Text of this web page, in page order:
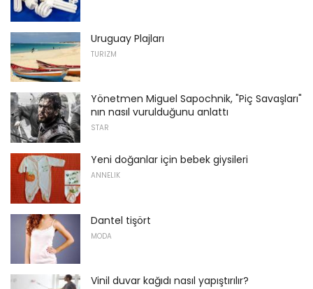
Uruguay Plajları
TURIZM
Yönetmen Miguel Sapochnik, "Piç Savaşları"
nın nasıl vurulduğunu anlattı
STAR
Yeni doğanlar için bebek giysileri
ANNELIK
Dantel tişört
MODA
Vinil duvar kağıdı nasıl yapıştırılır?